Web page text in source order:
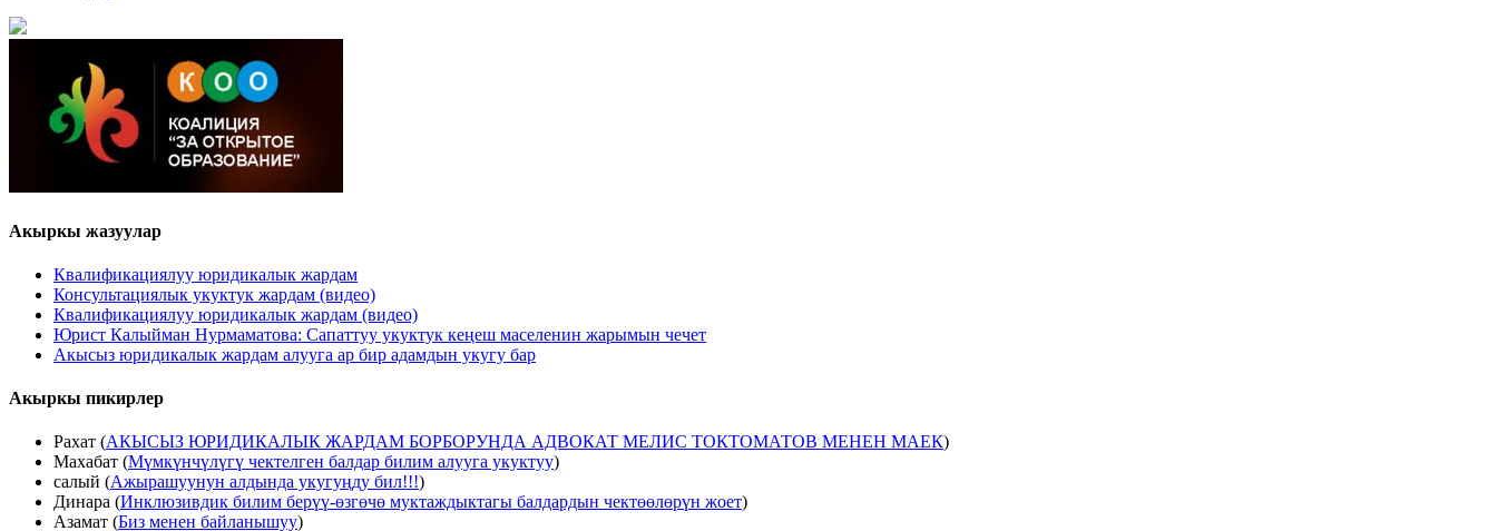
Акыркы жазуулар
Квалификациялуу юридикалык жардам
Консультациялык укуктук жардам (видео)
Квалификациялуу юридикалык жардам (видео)
Юрист Калыйман Нурмаматова: Сапаттуу укуктук кеңеш маселенин жарымын чечет
Акысыз юридикалык жардам алууга ар бир адамдын укугу бар
Акыркы пикирлер
Рахат (АКЫСЫЗ ЮРИДИКАЛЫК ЖАРДАМ БОРБОРУНДА АДВОКАТ МЕЛИС ТОКТОМАТОВ МЕНЕН МАЕК)
Махабат (Мүмкүнчүлүгү чектелген балдар билим алууга укуктуу)
салый (Ажырашуунун алдында укугуңду бил!!!)
Динара (Инклюзивдик билим берүү-өзгөчө муктаждыктагы балдардын чектөөлөрүн жоет)
Азамат (Биз менен байланышуу)